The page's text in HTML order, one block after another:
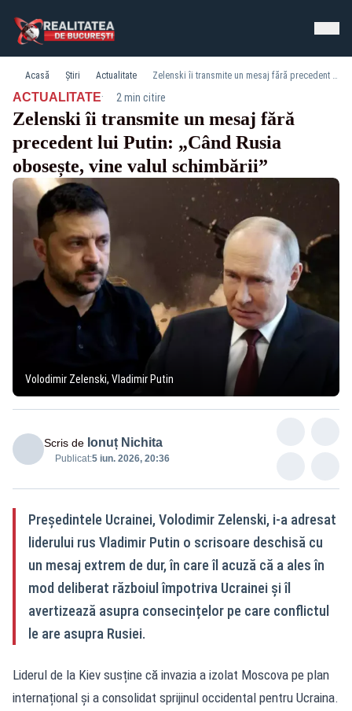
Acasă Știri Actualitate Zelenski îi transmite un mesaj fără precedent lui Putin: „Când Rusia obosește, vine valul schimbării”
ACTUALITATE· 2 min citire
Zelenski îi transmite un mesaj fără
precedent lui Putin: „Când Rusia
obosește, vine valul schimbării”
Volodimir Zelenski, Vladimir Putin
Scris de Ionuț Nichita
Publicat:5 iun. 2026, 20:36
Președintele Ucrainei, Volodimir Zelenski, i-a adresat
liderului rus Vladimir Putin o scrisoare deschisă cu
un mesaj extrem de dur, în care îl acuză că a ales în
mod deliberat războiul împotriva Ucrainei și îl
avertizează asupra consecințelor pe care conflictul
le are asupra Rusiei.
Liderul de la Kiev susține că invazia a izolat Moscova pe plan
internațional și a consolidat sprijinul occidental pentru Ucraina.